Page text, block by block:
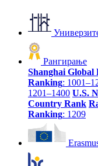
Рангирање
Shanghai Global
Ranking:
1201–1400 U.S.
Country Rank
Ranking: 1209